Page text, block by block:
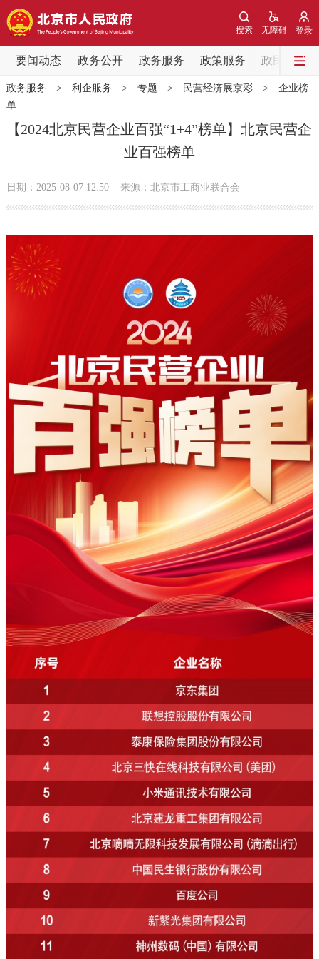
登录
无障碍
搜索
要闻动态 政务公开 政务服务 政策服务 政民互动
要闻动态
党中央精神 国务院信息 中央部委动态
北京要闻 会议信息 部门动态
市领导
政策兑现 政策解读 回应关切
专题公开
政务服务
个人服务 法人服务 部门服务
便民服务 利企服务
中介服务 阳光政务
政民互动
12345网上接诉即办 我要咨询 我要建议
在线访谈 图说互动
走进北京
北京概况 十六区概览
绿色北京 图说北京 视频北京
多语种
ENGLISH 한국어 日本語
DEUTSCH FRANÇAIS РУССКИЙ ЯЗЫК
ESPAÑOL العربية PORTUGUÊS
ITALIANO
政务服务 > 利企服务 > 专题 > 民营经济展京彩> 企业榜
单
【2024北京民营企业百强“1+4”榜单】北京民营企
业百强榜单
日期：2025-08-07 12:50 来源：北京市工商业联合会